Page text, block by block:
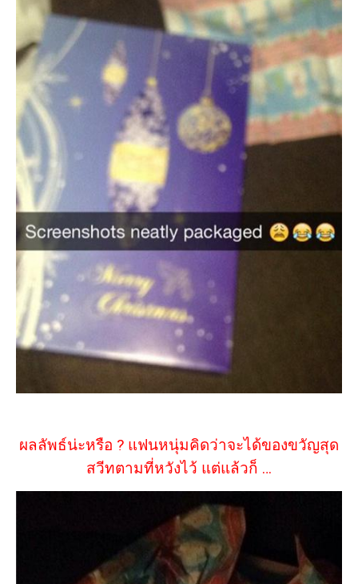
ผลลัพธ์น่ะหรือ ? แฟนหนุ่มคิดว่าจะได้ของขวัญสุด
สวีทตามที่หวังไว้ แต่แล้วก็ …